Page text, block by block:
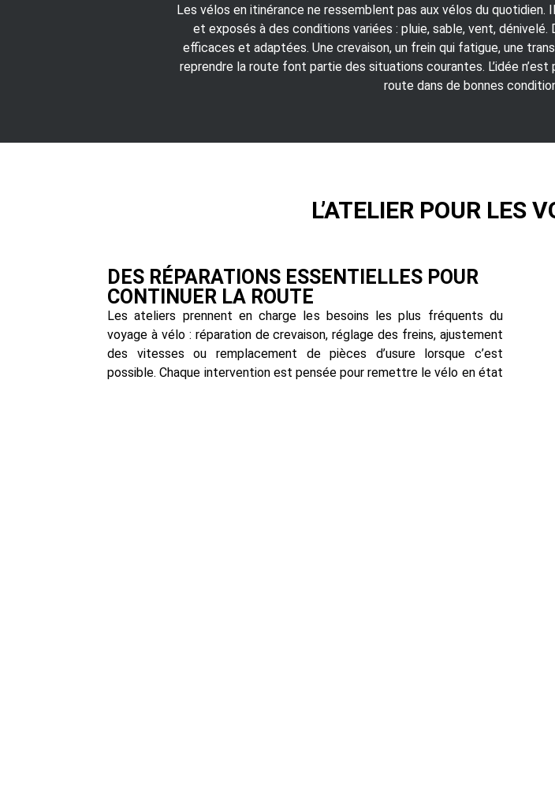
Les vélos en itinérance ne ressemblent pas aux vélos du
et exposés à des conditions variées : pluie, sable, vent,
efficaces et adaptées. Une crevaison, un frein qui fatigue, une
reprendre la route font partie des situations courantes. L’idée
route dans de bonnes
L’ATELIER POUR LES
DES RÉPARATIONS ESSENTIELLES POUR
CONTINUER LA ROUTE
Les ateliers prennent en charge les besoins les plus fréquents du
voyage à vélo : réparation de crevaison, réglage des freins, ajustement
des vitesses ou remplacement de pièces d’usure lorsque c’est
possible. Chaque intervention est pensée pour remettre le vélo en état